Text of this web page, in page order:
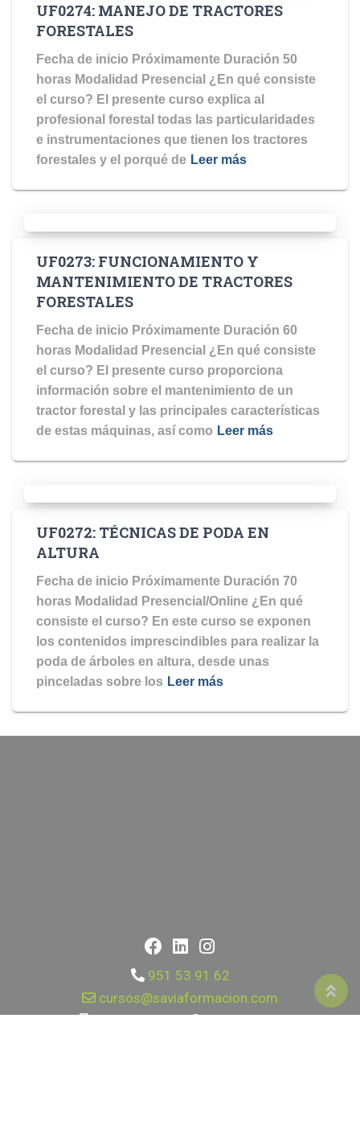
UF0274: MANEJO DE TRACTORES
FORESTALES
Fecha de inicio Próximamente Duración 50
horas Modalidad Presencial ¿En qué consiste
el curso? El presente curso explica al
profesional forestal todas las particularidades
e instrumentaciones que tienen los tractores
forestales y el porqué de Leer más
UF0273: FUNCIONAMIENTO Y
MANTENIMIENTO DE TRACTORES
FORESTALES
Fecha de inicio Próximamente Duración 60
horas Modalidad Presencial ¿En qué consiste
el curso? El presente curso proporciona
información sobre el mantenimiento de un
tractor forestal y las principales características
de estas máquinas, así como Leer más
UF0272: TÉCNICAS DE PODA EN
ALTURA
Fecha de inicio Próximamente Duración 70
horas Modalidad Presencial/Online ¿En qué
consiste el curso? En este curso se exponen
los contenidos imprescindibles para realizar la
poda de árboles en altura, desde unas
pinceladas sobre los Leer más
951 53 91 62
cursos@saviaformacion.com